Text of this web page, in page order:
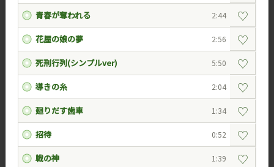
青春が奪われる 2:44 ♡
花屋の娘の夢 2:56 ♡
死刑行列(シンプルver) 5:50 ♡
導きの糸 2:04 ♡
廻りだす歯車 1:34 ♡
招待 0:52 ♡
戦の神 1:39 ♡